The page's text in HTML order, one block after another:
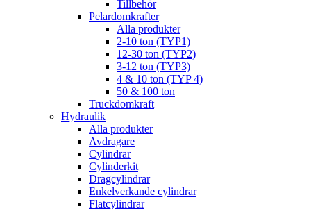
Tillbehör
Pelardomkrafter
Alla produkter
2-10 ton (TYP1)
12-30 ton (TYP2)
3-12 ton (TYP3)
4 & 10 ton (TYP 4)
50 & 100 ton
Truckdomkraft
Hydraulik
Alla produkter
Avdragare
Cylindrar
Cylinderkit
Dragcylindrar
Enkelverkande cylindrar
Flatcylindrar